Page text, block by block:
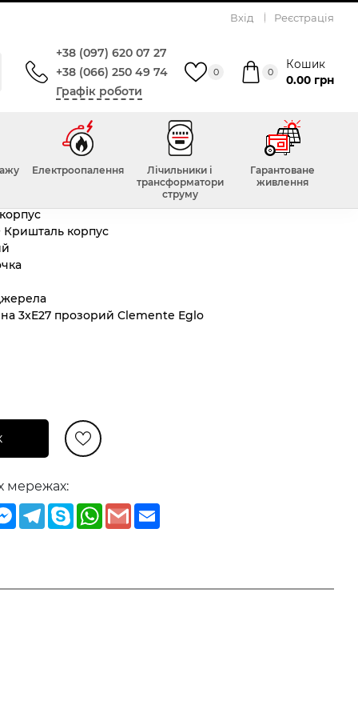
Вхід Реєстрація
+38 (097) 620 07 27
+38 (066) 250 49 74
Графік роботи
0 0
Кошик
0.00 грн
Електроопалення
Лічильники і
трансформатори
струму
Гарантоване
живлення
Кришталь корпус
3xE27 прозорий Clemente Eglo
мережах:
Messenger
Telegram
SkypeWhatsApp
Gmail